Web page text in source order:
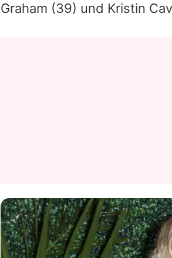
Graham (39) und Kristin